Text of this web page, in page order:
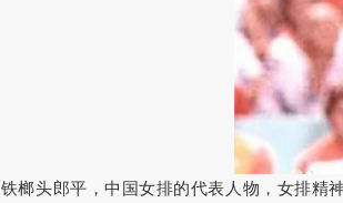
铁榔头郎平，中国女排的代表人物，女排精